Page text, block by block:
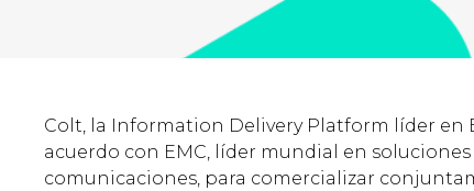
Colt, la Information Delivery Platform líder en
acuerdo con EMC, líder mundial en
comunicaciones, para comercializar